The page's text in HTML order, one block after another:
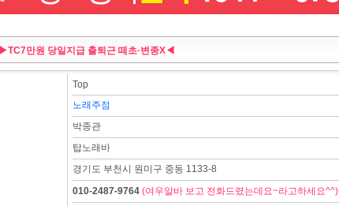
▶TC7만원 당일지급 출퇴근 떼초·변종X◀
Top
노래주점
박종관
탑노래바
경기도 부천시 원미구 중동 1133-8
010-2487-9764 (여우알바 보고 전화드렸는데요~라고하세요^^)